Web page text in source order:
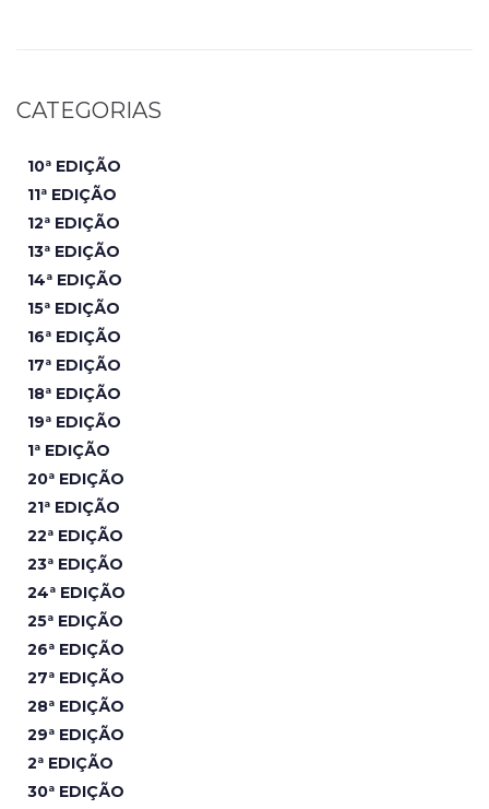
CATEGORIAS
10ª EDIÇÃO
11ª EDIÇÃO
12ª EDIÇÃO
13ª EDIÇÃO
14ª EDIÇÃO
15ª EDIÇÃO
16ª EDIÇÃO
17ª EDIÇÃO
18ª EDIÇÃO
19ª EDIÇÃO
1ª EDIÇÃO
20ª EDIÇÃO
21ª EDIÇÃO
22ª EDIÇÃO
23ª EDIÇÃO
24ª EDIÇÃO
25ª EDIÇÃO
26ª EDIÇÃO
27ª EDIÇÃO
28ª EDIÇÃO
29ª EDIÇÃO
2ª EDIÇÃO
30ª EDIÇÃO